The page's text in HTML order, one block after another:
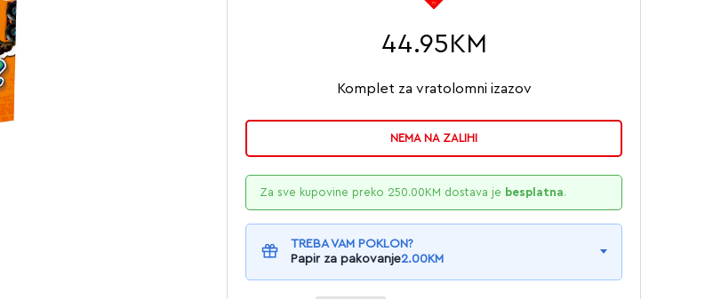
44.95 KM
Komplet za vratolomni izazov
NEMA NA ZALIHI
Za sve kupovine preko 250.00KM dostava je besplatna.
TREBA VAM POKLON?
Papir za pakovanje2.00KM